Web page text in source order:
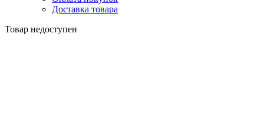
Доставка товара
Товар недоступен